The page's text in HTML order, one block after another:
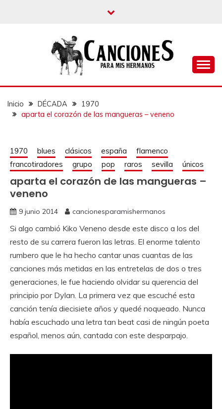
CANCIONES PARA
MIS HERMANOS
Inicio DÉCADA
1970
aparta el corazón de las mangueras – veneno
1970 blues clásicos españa
flamenco
francotiradores
grupo pop raros sevilla únicos
aparta el corazón de las mangueras –
veneno
9 junio 2014 cancionesparamishermanos
Si algo cambió Kiko Veneno desde este disco a los del
resto de su carrera fueron las letras. El enorme talento
rumbero que le ha hecho cantar unas cuantas de las
canciones más metidas en las entretelas de dos o tres
generaciones, le fue haciendo olvidar su querencia del
principio por Dylan. La primera vez que escuché esta
canción tenía diecisiete años y quedé noqueado. Nunca
había escuchado una letra tan beat casi de ningún poeta
español, menos aún, cantada con este desparpajo.